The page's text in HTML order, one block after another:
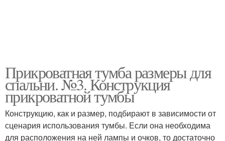
Прикроватная тумба размеры для
спальни. №3. Конструкция
прикроватной тумбы
Конструкцию, как и размер, подбирают в зависимости от
сценария использования тумбы. Если она необходима
для расположения на ней лампы и очков, то достаточно